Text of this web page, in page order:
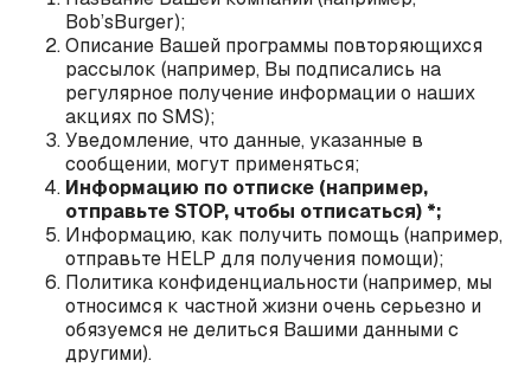
Bob’sBurger);
Описание Вашей программы повторяющихся
рассылок (например, Вы подписались на
регулярное получение информации о наших
акциях по SMS);
Уведомление, что данные, указанные в
сообщении, могут применяться;
Информацию по отписке (например,
отправьте STOP, чтобы отписаться) *;
Информацию, как получить помощь (например,
отправьте HELP для получения помощи);
Политика конфиденциальности (например, мы
относимся к частной жизни очень серьезно и
обязуемся не делиться Вашими данными с
другими).